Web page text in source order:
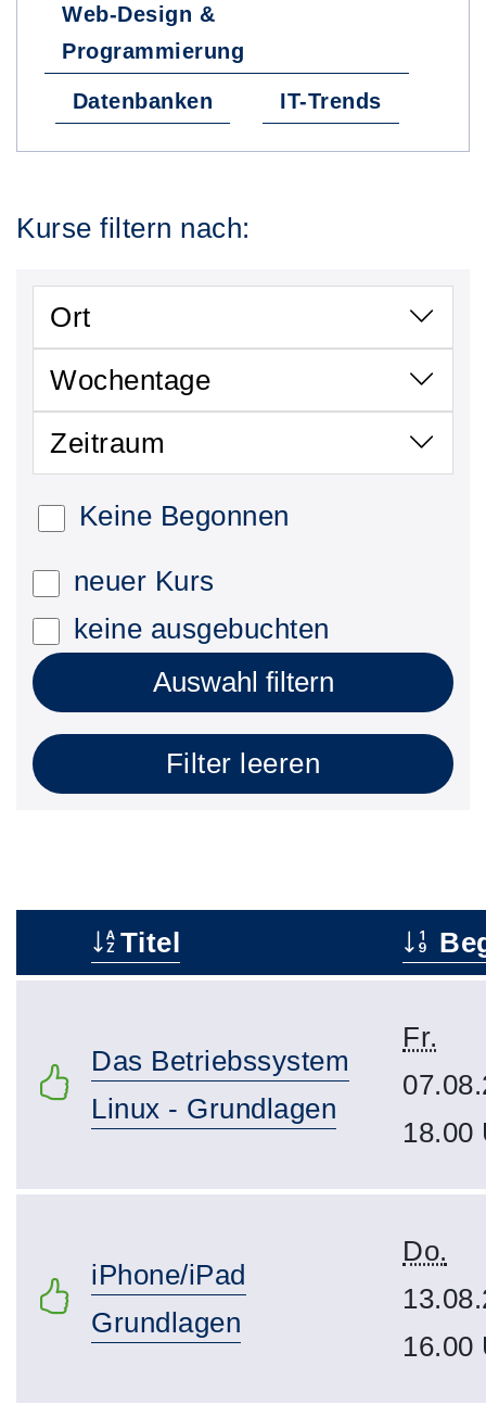
Web-Design &
Programmierung
Datenbanken IT-Trends
Kurse filtern nach:
Ort
Wochentage
Zeitraum
Keine Begonnen
neuer Kurs
keine ausgebuchten
Auswahl filtern
Filter leeren
Titel
Das Betriebssystem
Linux - Grundlagen
Fr.
18.00
iPhone/iPad
Grundlagen
Do.
16.00